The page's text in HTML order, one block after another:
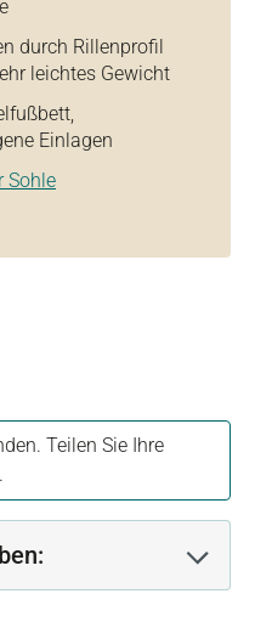
durch Rillenprofil
leichtes Gewicht
Einlagen
Sohle
Teilen Sie Ihre